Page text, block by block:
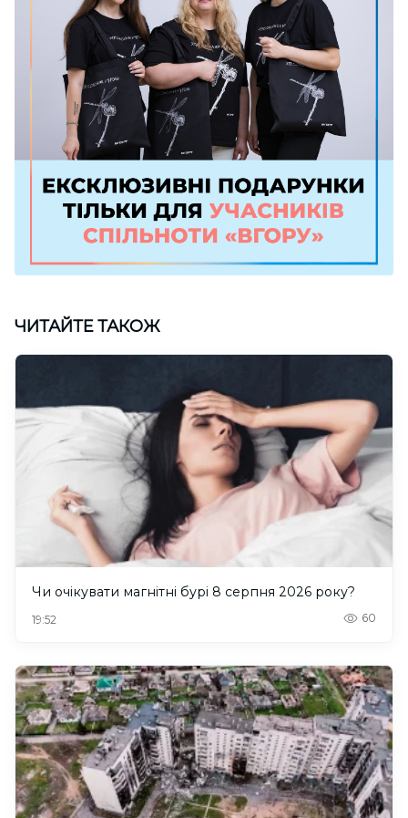
ЧИТАЙТЕ ТАКОЖ
Чи очікувати магнітні бурі 8 серпня 2026 року?
19:52 60